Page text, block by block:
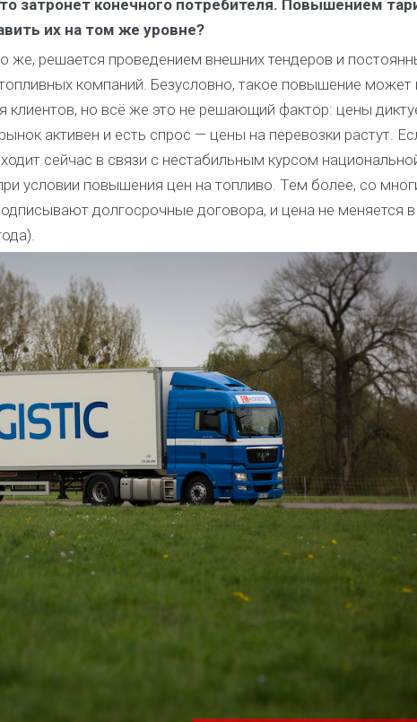
затронет конечного потребителя. Повышением
их на том же уровне?
же, решается проведением внешних тендеров и
компаний. Безусловно, такое повышение может
клиентов, но всё же это не решающий фактор: цены
активен и есть спрос — цены на перевозки растут.
сейчас в связи с нестабильным курсом
условии повышения цен на топливо. Тем более, со
долгосрочные договора, и цена не меняется в